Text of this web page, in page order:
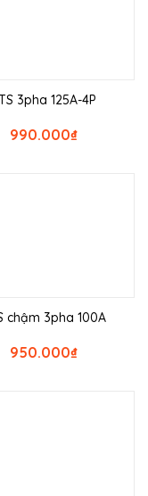
3pha 125A-4P
₫
990.000
chậm 3pha 100A
₫
950.000